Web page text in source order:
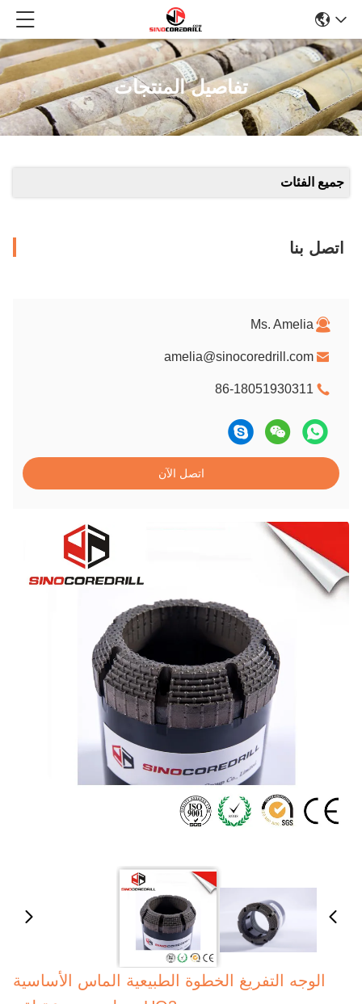
تفاصيل المنتجات
جميع الفئات
اتصل بنا
Ms. Amelia
amelia@sinocoredrill.com
86-18051930311
اتصل الآن
الوجه التفريغ الخطوة الطبيعية الماس الأساسية